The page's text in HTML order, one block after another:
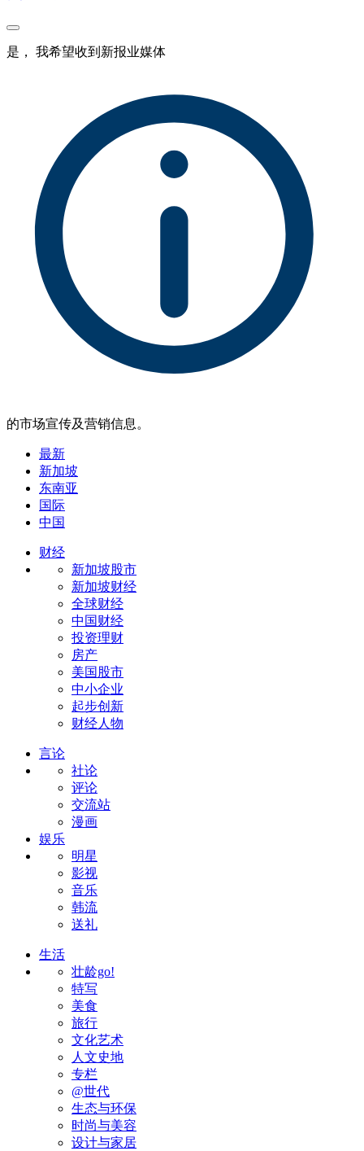
是， 我希望收到新报业媒体
的市场宣传及营销信息。
最新
新加坡
东南亚
国际
中国
财经
新加坡股市
新加坡财经
全球财经
中国财经
投资理财
房产
美国股市
中小企业
起步创新
财经人物
言论
社论
评论
交流站
漫画
娱乐
明星
影视
音乐
韩流
送礼
生活
壮龄go!
特写
美食
旅行
文化艺术
人文史地
专栏
@世代
生态与环保
时尚与美容
设计与家居